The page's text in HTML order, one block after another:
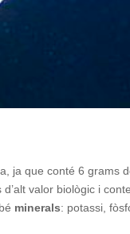
ja que conté 6 grams
valor biològic i
minerals: potassi,